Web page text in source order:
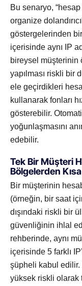
Bu senaryo,
organize
göstergelerinden
içerisinde aynı IP
bireysel müşterinin
yapılması riskli bir
ele geçirdikleri
kullanarak fonları
gösterebilir.
yoğunlaşmasını
edebilir.
Tek Bir Müşteri
Bölgelerden
Bir müşterinin
(örneğin, bir saat
dışındaki riskli bir
güvenliğinin ihlal
rehberinde, aynı
içerisinde 5 farklı
şüpheli kabul edilir.
yüksek riskli olarak